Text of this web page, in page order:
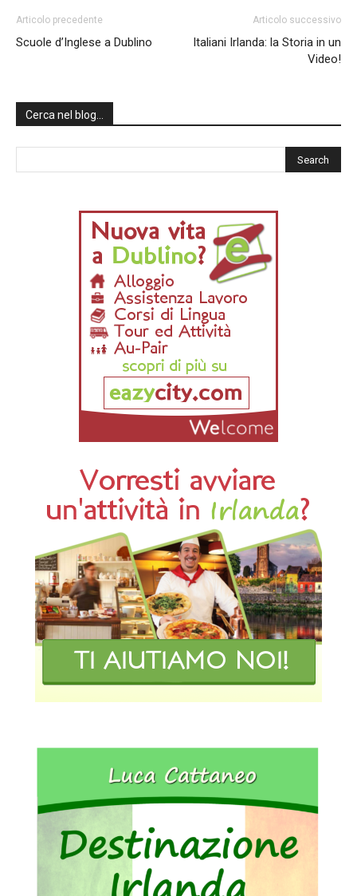
Articolo precedente
Scuole d’Inglese a Dublino
Articolo successivo
Italiani Irlanda: la Storia in un
Video!
Cerca nel blog…